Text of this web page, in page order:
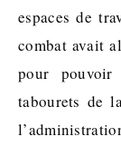
espaces de
combat avait
pour pouvoir
tabourets de